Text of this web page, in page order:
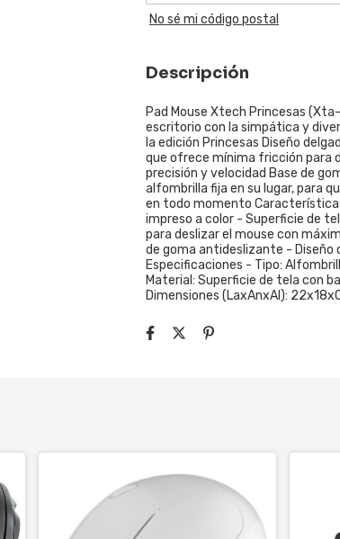
No sé mi código postal
Descripción
Pad Mouse Xtech Princesas
escritorio con la simpática y
la edición Princesas Diseño
que ofrece mínima fricción para
precisión y velocidad Base de
alfombrilla fija en su lugar, para
en todo momento
impreso a color - Superficie de
para deslizar el mouse con
de goma antideslizante - Diseño
Especificaciones - Tipo:
Material: Superficie de tela con
Dimensiones (LaxAnxAl):